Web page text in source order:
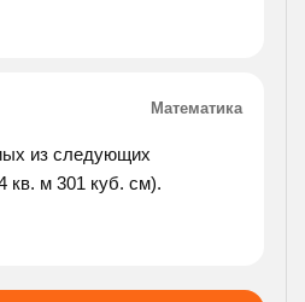
Математика
из следующих
кв. м 301 куб. см).